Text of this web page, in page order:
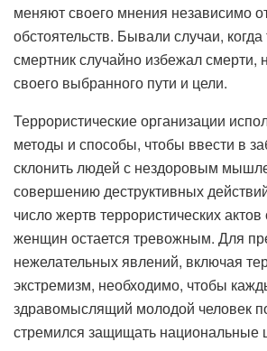
меняют своего мнения независимо
обстоятельств. Бывали случаи,
смертник случайно избежал смерти,
своего выбранного пути и цели.
Террористические организации
методы и способы, чтобы ввести в
склонить людей с нездоровым
совершению деструктивных
число жертв террористических
женщин остается тревожным. Для
нежелательных явлений, включая
экстремизм, необходимо, чтобы
здравомыслящий молодой человек
стремился защищать национальные